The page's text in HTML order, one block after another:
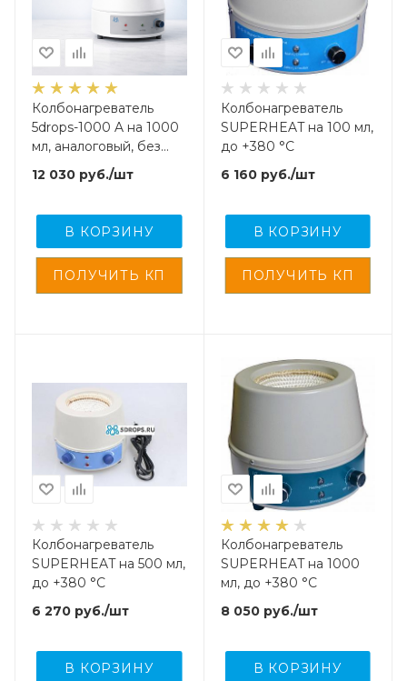
Колбонагреватель
5drops-1000 A на 1000
мл, аналоговый, без
12 030 руб./шт
В КОРЗИНУ
Колбонагреватель
SUPERHEAT на 100 мл,
до +380 °C
6 160руб./шт
В КОРЗИНУ
Колбонагреватель
SUPERHEAT на 500 мл,
до +380 °C
6 270 руб./шт
В КОРЗИНУ
Колбонагреватель
SUPERHEAT на 1000
мл, до +380 °C
8 050руб./шт
В КОРЗИНУ